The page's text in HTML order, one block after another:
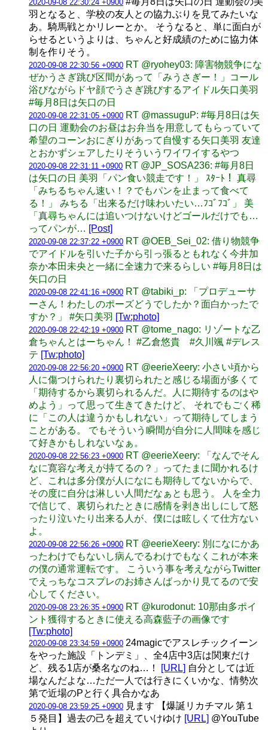
2020-09-08 22:30:24 +0900
羽となると、学校の友人との協力ぶりを見てみたいな
あ。騎馬戦とかリレーとか。 そうなると、単に面白が
らせるというよりは、ちゃんと好成績のために協力体
制を作りそう。
2020-09-08 22:30:56 +0900 RT @ryohey03: 障害物競争にな
ぜかうさぎ跳び区間があって「みうさぎー！」コール
浴びながらドヤ顔でうさぎ跳びするアイドル矢口美羽
#毎月8日は矢口の日
2020-09-08 22:31:05 +0900 RT @massuguP: #毎月8日は矢
口の日 運動会のお昼はお弁当を用意してもらっていて
希望のコーンおにぎりがあって自慢する矢口美羽 友達
とおかずシェアしたりそういうワイワイするやつ
2020-09-08 22:31:11 +0900 RT @JP_SOSA236: #毎月8日
は矢口の日 美羽「パン食い競走です！」 ｽﾀｰﾄ！ 真尋
「みちるちゃん速い！？でもパンを止まって食べて
る！」 みちる「出来るだけ味わいたい…ﾌｺﾞﾌｺﾞ」 美
「真尋ちゃんには追いつけないけどゴールだけでも…
ってパンが… [Post]
2020-09-08 22:37:22 +0900 RT @OEB_Sei_02: 借り物競争
でアイドルを引いた子から引っ張るともれなく今井加
奈か本田未央と一緒に全速力で来るらしい #毎月8日は
矢口の日
2020-09-08 22:41:16 +0900 RT @tabiki_p: 「プロデューサ
ーさん！わたしのポーズどうでしたか？面白かったで
すか？」 #矢口美羽 [Tw:photo]
2020-09-08 22:42:19 +0900 RT @tome_nago: リゾートな乙
倉ちゃんとはーちゃん！ #乙倉悠貴 #久川颯 #デレス
テ [Tw:photo]
2020-09-08 22:56:20 +0900 RT @eerieXeery: 小さい頃から
人に傷つけられたり裏切られたと感じる場面が多くて
「期待するから裏切られるんだ。人に期待するのはや
めよう」って思って生きてきたけど、 それでもごく稀
に「この人は違うかもしれない」って期待してしまう
ことがある。 でもそういう瞬間が自分に人間味を感じ
て好きかもしれないなぁ。
2020-09-08 22:56:23 +0900 RT @eerieXeery: 「なんでそん
なに寛容な考えが持てるの？」ってたまに聞かれるけ
ど、これは多分僕が人になにも期待してないからで、
その度に自分は淋しい人間だなぁとも思う。 人を全力
で信じて、裏切られたときに感情を剥き出しにして怒
ったり泣いたり出来る人が、僕には眩しくて仕方ない
よ。
2020-09-08 22:56:26 +0900 RT @eerieXeery: 別になにかあ
ったわけでもないし病んでるわけでもなくこれが本来
の僕の通常運転です。 こういう事を考えながらTwitter
でえっちなコスプレのお姉さんばっかり見てるので安
心してください。
2020-09-08 23:26:35 +0900 RT @kurodonut: 10那由多ポイ
ント獲得するときに使える高森藍子の画像です
[Tw:photo]
2020-09-08 23:34:59 +0900 24magicでアスレチックイーン
をやった施設「トンデミ」、全4店中3店は関東だけ
ど、残る1店が桑名なのね…！
[URL] 自分としては近
場なんだよな…ただ一人では行きにくいかな、情勢次
第で近場のPと行く具合かなあ
2020-09-08 23:59:25 +0900 見ます 【爆誕リカチマル 第１
５発目】過去の己を超えていけゆけ [URL] @YouTube